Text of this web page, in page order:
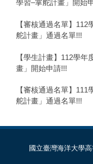
學習–掌舵計畫」開始
【審核通過名單】
舵計畫」通過名單!!!
【學生計畫】112學
畫」開始申請!!!
【審核通過名單】
舵計畫」通過名單!!!
國立臺灣海洋大學